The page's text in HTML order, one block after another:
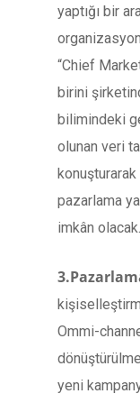
yaptığı bir
“Chief
birini
bilimindeki
olunan veri
pazarlama
imkân olacak.
Ommi-
yeni